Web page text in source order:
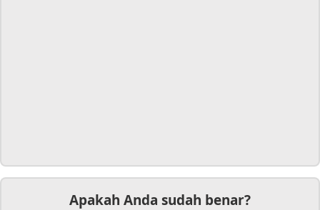
Apakah Anda sudah benar?